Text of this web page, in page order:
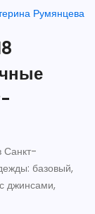
Румянцева
Санкт-
базовый,
джинсами,